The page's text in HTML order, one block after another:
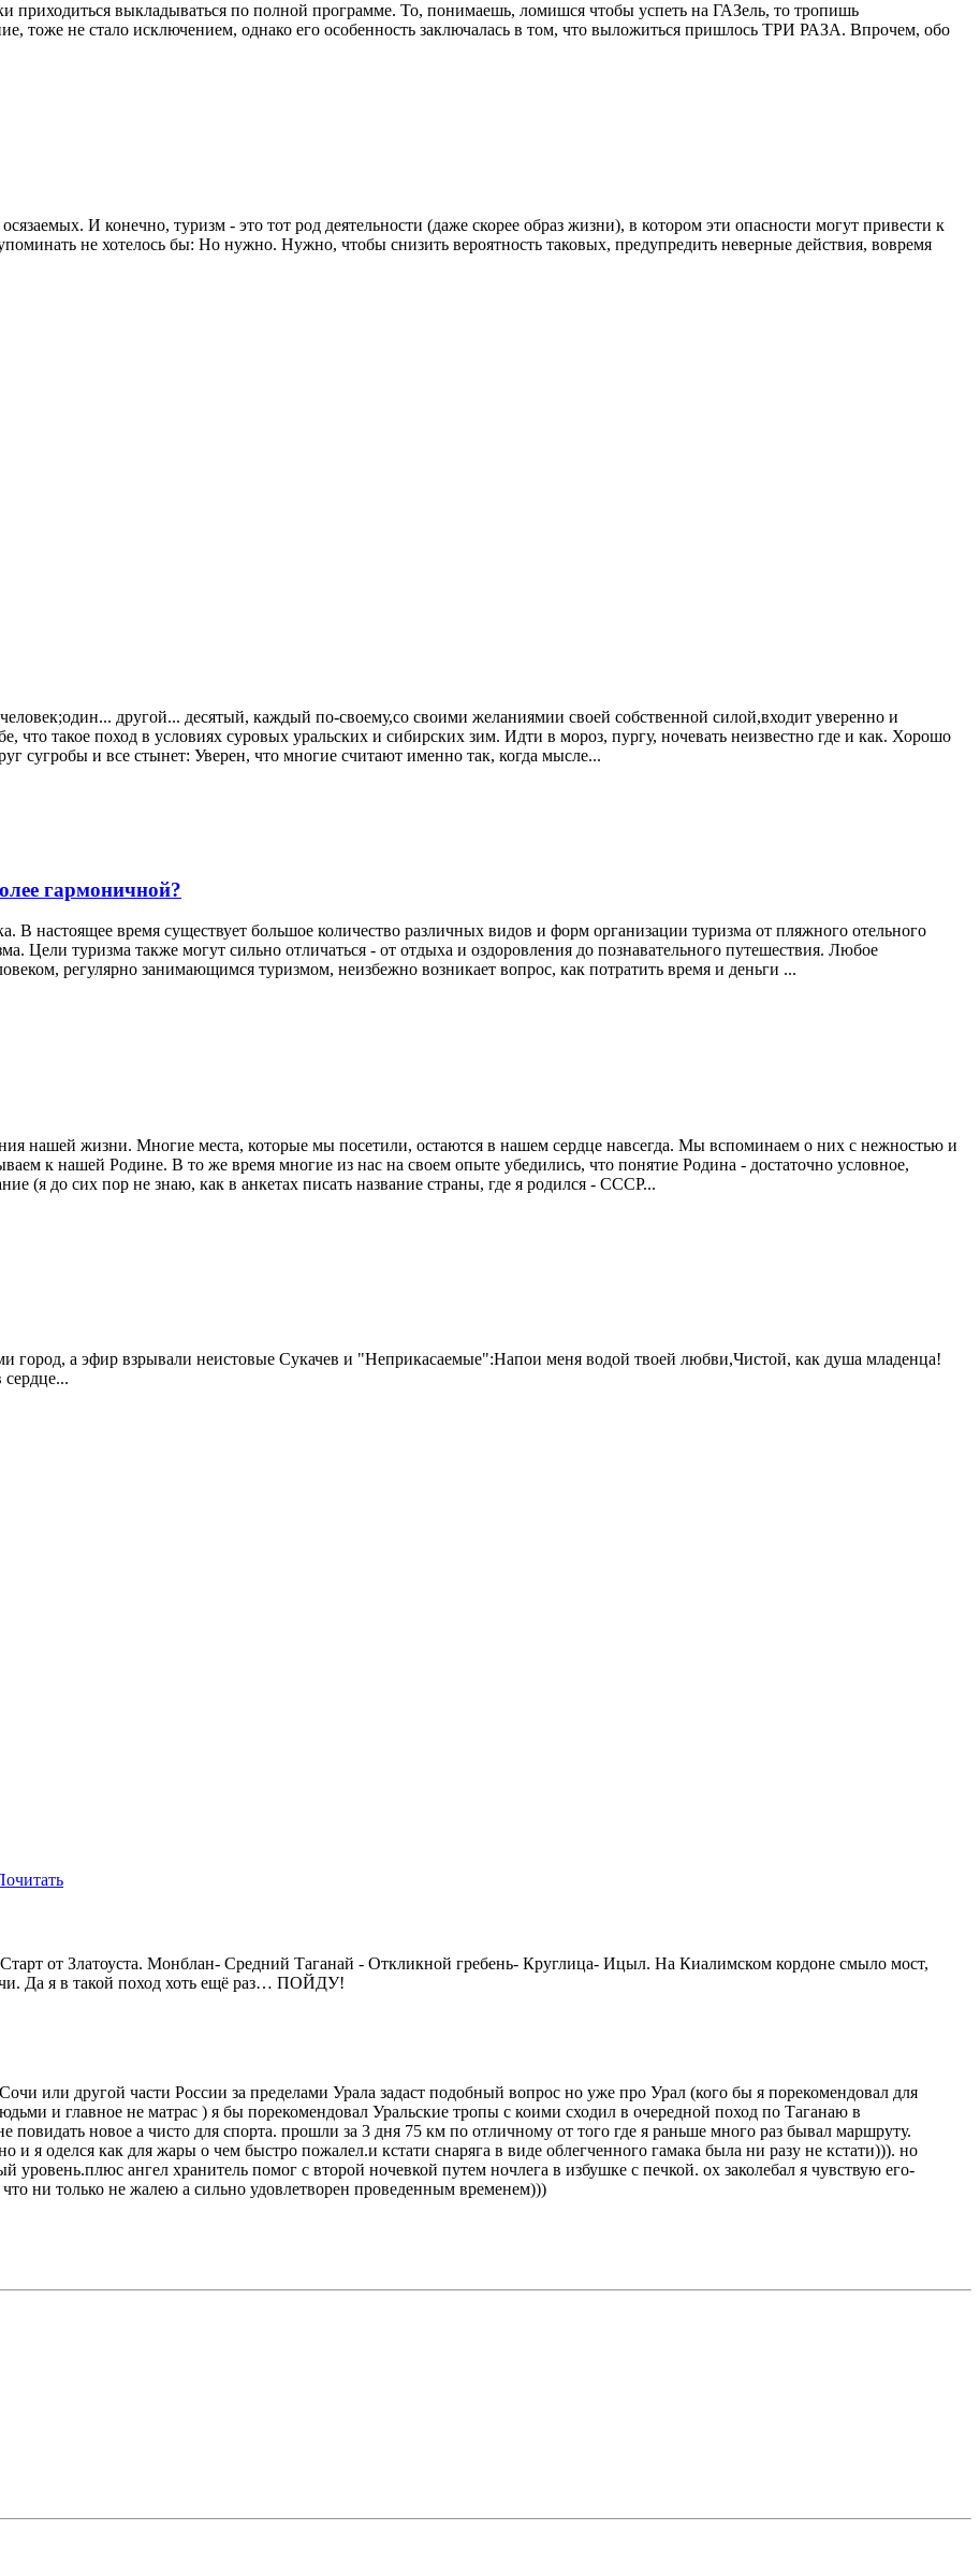
приходиться выкладываться по полной программе. То, понимаешь, ломишся чтобы успеть на ГАЗель, то тропишь
тоже не стало исключением, однако его особенность заключалась в том, что выложиться пришлось ТРИ РАЗА. Впрочем, обо
И конечно, туризм - это тот род деятельности (даже скорее образ жизни), в котором эти опасности могут привести к
не хотелось бы: Но нужно. Нужно, чтобы снизить вероятность таковых, предупредить неверные действия, вовремя
другой... десятый, каждый по-своему,со своими желаниямии своей собственной силой,входит уверенно и
что такое поход в условиях суровых уральских и сибирских зим. Идти в мороз, пургу, ночевать неизвестно где и как. Хорошо
сугробы и все стынет: Уверен, что многие считают именно так, когда мысле...
гармоничной?
В настоящее время существует большое количество различных видов и форм организации туризма от пляжного отельного
Цели туризма также могут сильно отличаться - от отдыха и оздоровления до познавательного путешествия. Любое
регулярно занимающимся туризмом, неизбежно возникает вопрос, как потратить время и деньги ...
нашей жизни. Многие места, которые мы посетили, остаются в нашем сердце навсегда. Мы вспоминаем о них с нежностью и
к нашей Родине. В то же время многие из нас на своем опыте убедились, что понятие Родина - достаточно условное,
(я до сих пор не знаю, как в анкетах писать название страны, где я родился - СССР...
город, а эфир взрывали неистовые Сукачев и "Неприкасаемые":Напои меня водой твоей любви,Чистой, как душа младенца!
от Златоуста. Монблан- Средний Таганай - Откликной гребень- Круглица- Ицыл. На Киалимском кордоне смыло мост,
Да я в такой поход хоть ещё раз… ПОЙДУ!
или другой части России за пределами Урала задаст подобный вопрос но уже про Урал (кого бы я порекомендовал для
и главное не матрас ) я бы порекомендовал Уральские тропы с коими сходил в очередной поход по Таганаю в
новое а чисто для спорта. прошли за 3 дня 75 км по отличному от того где я раньше много раз бывал маршруту.
и я оделся как для жары о чем быстро пожалел.и кстати снаряга в виде облегченного гамака была ни разу не кстати))). но
ангел хранитель помог с второй ночевкой путем ночлега в избушке с печкой. ох заколебал я чувствую его-
ни только не жалею а сильно удовлетворен проведенным временем)))